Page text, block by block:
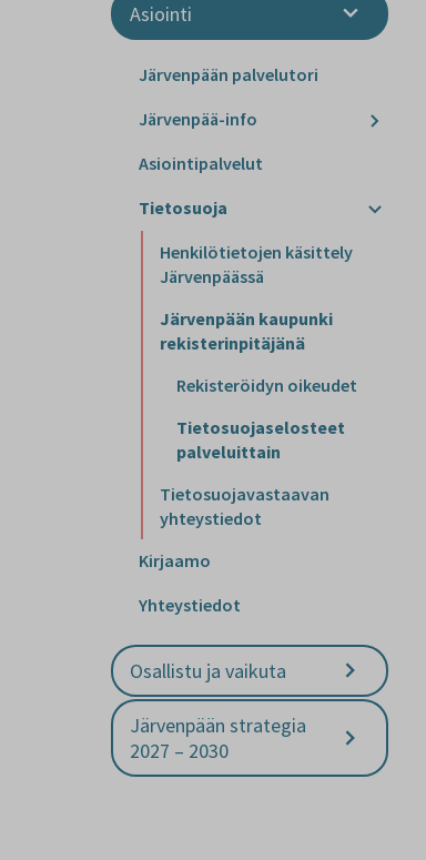
Asiointi
Järvenpään palvelutori
Järvenpää-info
Asiointipalvelut
Tietosuoja
Henkilötietojen käsittely
Järvenpäässä
Järvenpään kaupunki
rekisterinpitäjänä
Rekisteröidyn oikeudet
Tietosuojaselosteet
palveluittain
Tietosuojavastaavan
yhteystiedot
Kirjaamo
Yhteystiedot
Osallistu ja vaikuta
Järvenpään strategia
2027 – 2030